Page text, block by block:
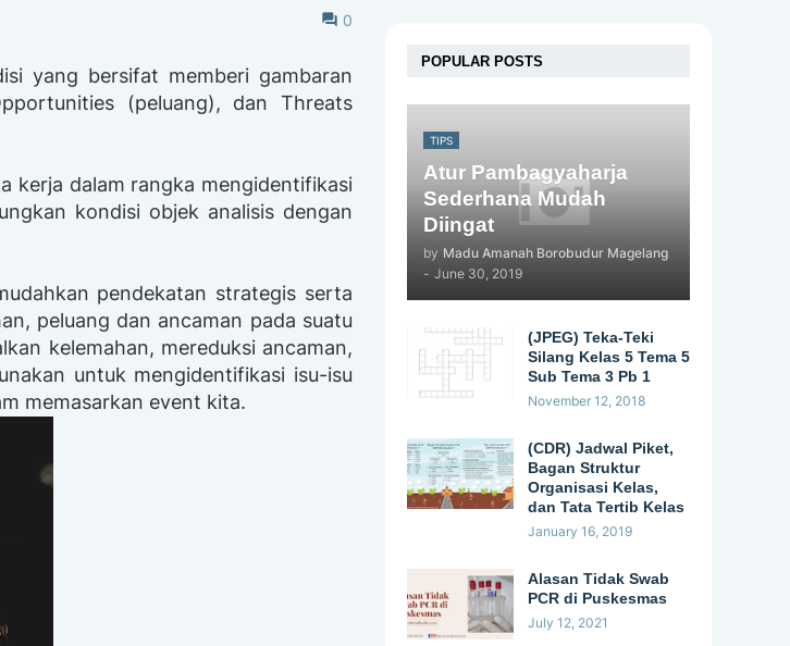
0
yang bersifat memberi gambaran
(peluang), dan Threats
kerja dalam rangka mengidentifikasi
kondisi objek analisis dengan
pendekatan strategis serta
peluang dan ancaman pada suatu
kelemahan, mereduksi ancaman,
untuk mengidentifikasi isu-isu
memasarkan event kita.
POPULAR POSTS
TIPS
Atur Pambagyaharja
Sederhana Mudah
Diingat
by Madu Amanah Borobudur Magelang
- June 30, 2019
(JPEG) Teka-Teki
Silang Kelas 5 Tema 5
Sub Tema 3 Pb 1
November 12, 2018
(CDR) Jadwal Piket,
Bagan Struktur
Organisasi Kelas,
dan Tata Tertib Kelas
January 16, 2019
Alasan Tidak Swab
PCR di Puskesmas
July 12, 2021